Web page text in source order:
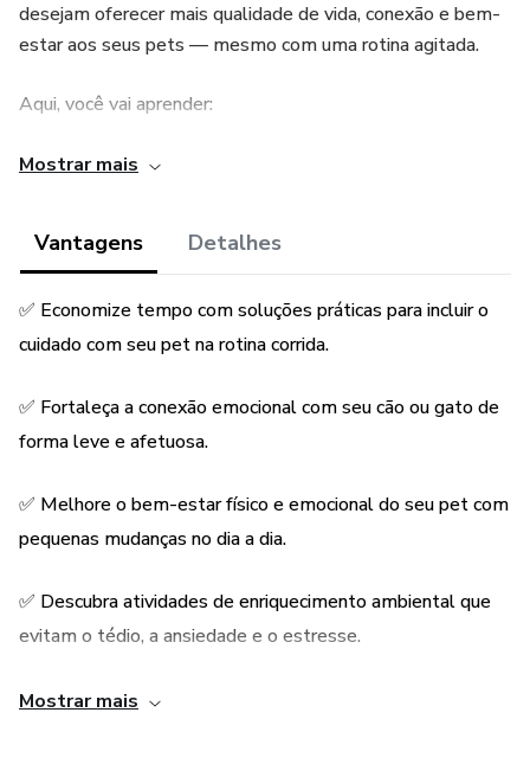
desejam oferecer mais qualidade de vida, conexão e bem-
estar aos seus pets — mesmo com uma rotina agitada.
Aqui, você vai aprender:
🐾 Como identificar sinais de felicidade (ou alerta) no seu
🐾 Rotinas simples e rápidas que transformam o dia a dia
🐾 Dicas criativas para enriquecer ambientes pequenos,
como apartamentos
🐾 Técnicas naturais de relaxamento com massagens,
aromas e florais
🐾 Ajustes práticos na alimentação que promovem mais
profundos
usar, este Ebook entrega conhecimento com afeto — sem
Mostrar mais
Vantagens Detalhes
✅ Economize tempo com soluções práticas para incluir o
cuidado com seu pet na rotina corrida.
✅ Fortaleça a conexão emocional com seu cão ou gato de
forma leve e afetuosa.
✅ Melhore o bem-estar físico e emocional do seu pet com
pequenas mudanças no dia a dia.
✅ Descubra atividades de enriquecimento ambiental que
evitam o tédio, a ansiedade e o estresse.
✅ Entenda melhor o comportamento animal, mesmo sem
Mostrar mais